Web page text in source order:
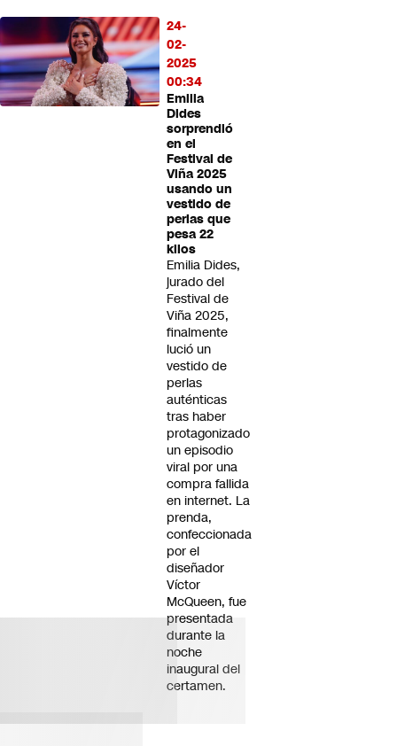
24-
02-
2025
00:34
Emilia
Dides
sorprendió
en el
Festival de
Viña 2025
usando un
vestido de
perlas que
pesa 22
kilos
Emilia Dides,
jurado del
Festival de
Viña 2025,
finalmente
lució un
vestido de
perlas
auténticas
tras haber
protagonizado
un episodio
viral por una
compra fallida
en internet. La
prenda,
confeccionada
por el
diseñador
Víctor
McQueen, fue
presentada
durante la
noche
inaugural del
certamen.